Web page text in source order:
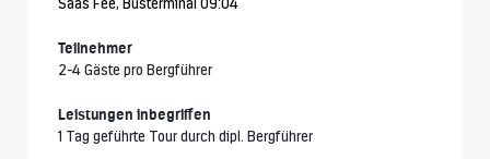
Saas Fee, Busterminal 09:04
Teilnehmer
2-4 Gäste pro Bergführer
Leistungen inbegriffen
1 Tag geführte Tour durch dipl. Bergführer